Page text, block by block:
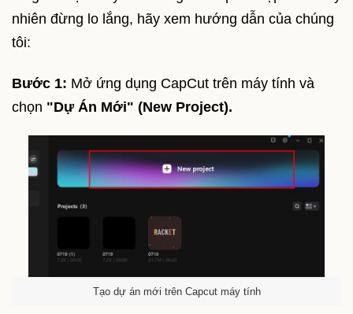
nhiên đừng lo lắng, hãy xem hướng dẫn của chúng
tôi:
Bước 1: Mở ứng dụng CapCut trên máy tính và
chọn "Dự Án Mới" (New Project).
Tạo dự án mới trên Capcut máy tính